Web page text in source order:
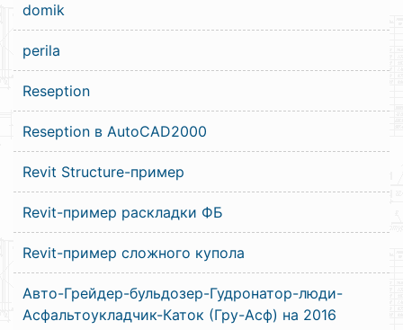
domik
perila
Reseption
Reseption в AutoCAD2000
Revit Structure-пример
Revit-пример раскладки ФБ
Revit-пример сложного купола
Авто-Грейдер-бульдозер-Гудронатор-люди-
Асфальтоукладчик-Каток (Гру-Асф) на 2016